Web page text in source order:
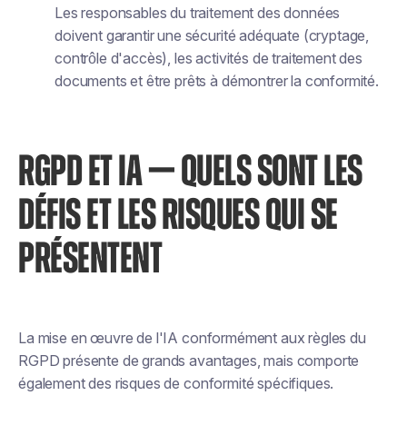
Les responsables du traitement des données
doivent garantir une sécurité adéquate (cryptage,
contrôle d'accès), les activités de traitement des
documents et être prêts à démontrer la conformité.
RGPD ET IA — QUELS SONT LES
DÉFIS ET LES RISQUES QUI SE
PRÉSENTENT
La mise en œuvre de l'IA conformément aux règles du
RGPD présente de grands avantages, mais comporte
également des risques de conformité spécifiques.